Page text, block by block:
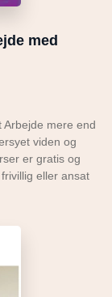
med
mere end
viden og
er gratis og
eller ansat